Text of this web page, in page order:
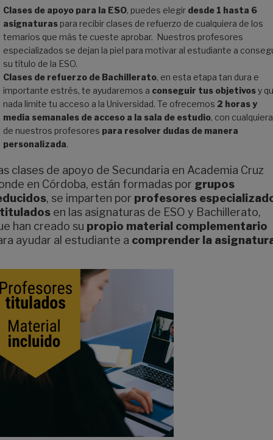
Clases de apoyo para la ESO, puedes elegir desde 1 hasta 6
asignaturas para recibir clases de refuerzo de cualquiera de los
temarios que más te cueste aprobar. Nuestros profesores
especializados se dejan la piel para motivar al estudiante a
su título de la ESO.
Clases de refuerzo de Bachillerato, en esta etapa tan dura e
importante estrés, te ayudaremos a conseguir tus objetivosy
nada limite tu acceso a la Universidad. Te ofrecemos 2 horas y
media semanales de acceso a la sala de estudio, con cualquiera
de nuestros profesores para resolver dudas de manera
personalizada.
clases de apoyo de Secundaria en Academia Cruz
en Córdoba, están formadas por grupos
, se imparten por profesores
en las asignaturas de ESO y Bachillerato,
han creado su propio material complementario
ayudar al estudiante a comprender la